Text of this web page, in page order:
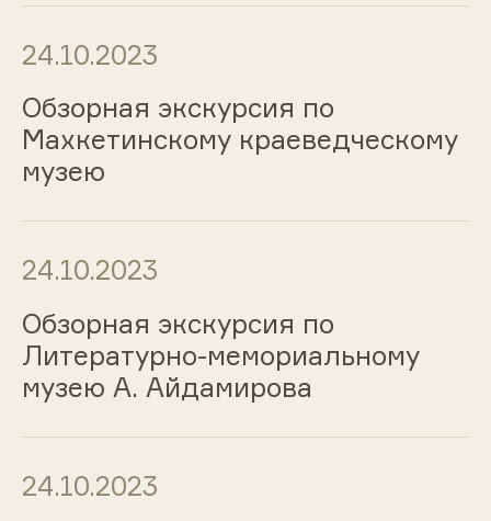
24.10.2023
Обзорная экскурсия по
Махкетинскому краеведческому
музею
24.10.2023
Обзорная экскурсия по
Литературно-мемориальному
музею А. Айдамирова
24.10.2023